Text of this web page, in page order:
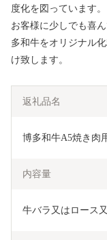
度化を図っています。
お客様に少しでも喜
多和牛をオリジナル
け致します。
返礼品名
博多和牛A5焼き肉
内容量
牛バラ又はロース